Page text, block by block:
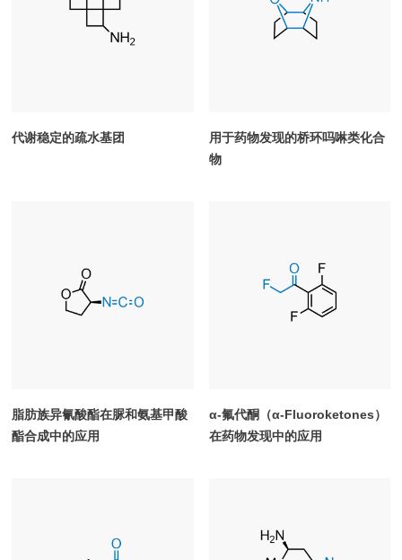
代谢稳定的疏水基团
用于药物发现的桥环吗啉类化合
物
脂肪族异氰酸酯在脲和氨基甲酸
酯合成中的应用
α-氟代酮（α-Fluoroketones）
在药物发现中的应用